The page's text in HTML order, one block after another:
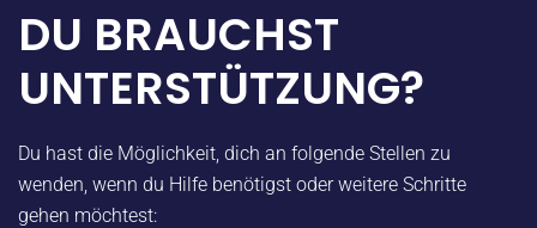
DU BRAUCHST
UNTERSTÜTZUNG?
Du hast die Möglichkeit, dich an folgende Stellen zu
wenden, wenn du Hilfe benötigst oder weitere Schritte
gehen möchtest: